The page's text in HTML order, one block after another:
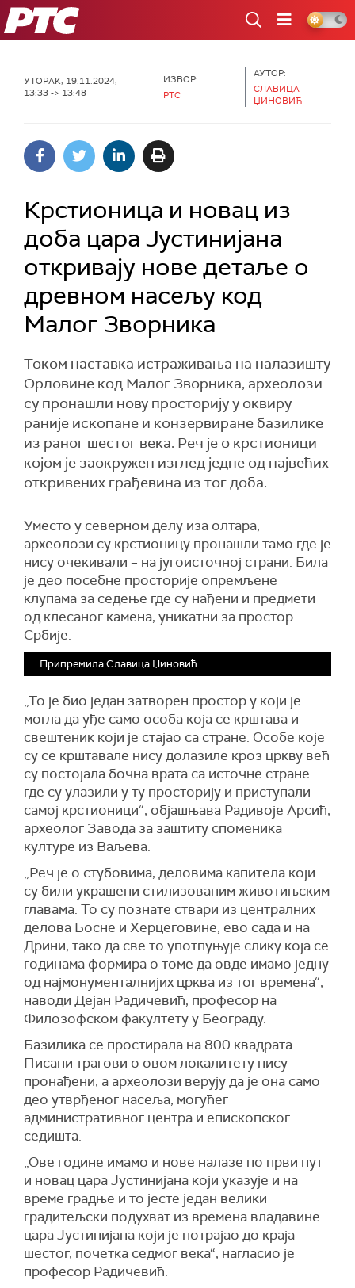
РТС
УТОРАК, 19.11.2024,
13:33 -> 13:48
ИЗВОР:
РТС
АУТОР:
СЛАВИЦА
ЏИНОВИЋ
Крстионица и новац из
доба цара Јустинијана
откривају нове детаље о
древном насељу код
Малог Зворника
Током наставка истраживања на налазишту
Орловине код Малог Зворника, археолози
су пронашли нову просторију у оквиру
раније ископане и конзервиране базилике
из раног шестог века. Реч је о крстионици
којом је заокружен изглед једне од највећих
откривених грађевина из тог доба.
Уместо у северном делу иза олтара,
археолози су крстионицу пронашли тамо где је
нису очекивали – на југоисточној страни. Била
је део посебне просторије опремљене
клупама за седење где су нађени и предмети
од клесаног камена, уникатни за простор
Србије.
Припремила Славица Џиновић
„То је био један затворен простор у који је
могла да уђе само особа која се крштава и
свештеник који је стајао са стране. Особе које
су се крштавале нису долазиле кроз цркву већ
су постојала бочна врата са источне стране
где су улазили у ту просторију и приступали
самој крстионици“, објашњава Радивоје Арсић,
археолог Завода за заштиту споменика
културе из Ваљева.
„Реч је о стубовима, деловима капитела који
су били украшени стилизованим животињским
главама. То су познате ствари из централних
делова Босне и Херцеговине, ево сада и на
Дрини, тако да све то употпуњује слику која се
годинама формира о томе да овде имамо једну
од најмонументалнијих црква из тог времена“,
наводи Дејан Радичевић, професор на
Филозофском факултету у Београду.
Базилика се простирала на 800 квадрата.
Писани трагови о овом локалитету нису
пронађени, а археолози верују да је она само
део утврђеног насеља, могућег
административног центра и епископског
седишта.
„Ове године имамо и нове налазе по први пут
и новац цара Јустинијана који указује и на
време градње и то јесте један велики
градитељски подухват из времена владавине
цара Јустинијана који је потрајао до краја
шестог, почетка седмог века“, нагласио је
професор Радичевић.